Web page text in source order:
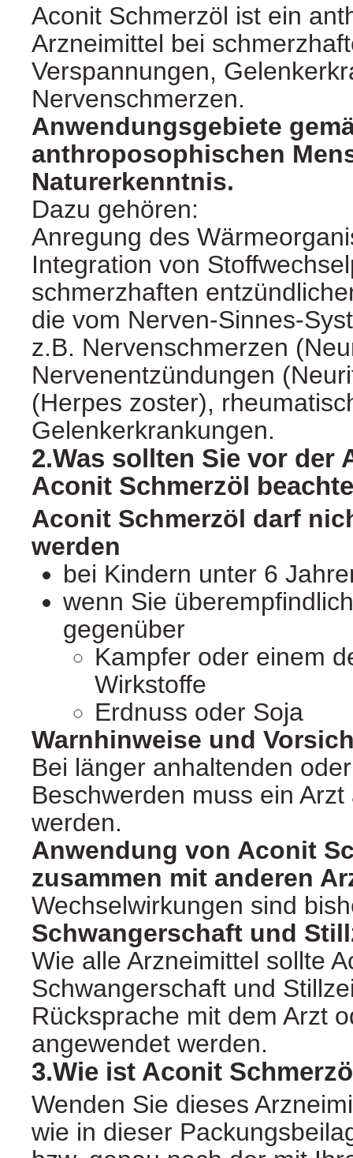
Aconit Schmerzöl ist ein
Arzneimittel bei
Verspannungen,
Nervenschmerzen.
Anwendungsgebiete
anthroposophischen
Naturerkenntnis.
Dazu gehören:
Anregung des
Integration von
schmerzhaften
die vom Nerven-Sinnes-
z.B. Nervenschmerzen
Nervenentzündungen
(Herpes zoster),
Gelenkerkrankungen.
2.Was sollten Sie vor der
Aconit Schmerzöl
Aconit Schmerzöl darf
werden
bei Kindern unter 6
wenn Sie
gegenüber
Kampfer oder einem
Wirkstoffe
Erdnuss oder Soja
Warnhinweise und
Bei länger anhaltenden
Beschwerden muss ein
werden.
Anwendung von Aconit
zusammen mit anderen
Wechselwirkungen sind
Schwangerschaft und
Wie alle Arzneimittel sollte
Schwangerschaft und
Rücksprache mit dem Arzt
angewendet werden.
3.Wie ist Aconit
Wenden Sie dieses
wie in dieser